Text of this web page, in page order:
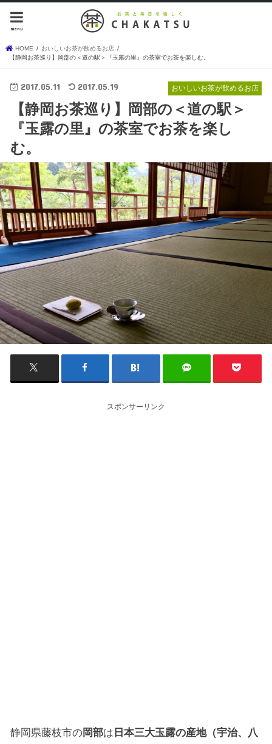
menu
HOME
おいしいお茶が飲めるお店
【静岡お茶巡り】岡部の＜道の駅＞『玉露の里』の茶室でお茶を楽しむ。
おいしいお茶が飲めるお店
2017.05.11 2017.05.19
【静岡お茶巡り】岡部の＜道の駅＞
『玉露の里』の茶室でお茶を楽し
む。
スポンサーリンク
静岡県藤枝市の岡部は 日本三大玉露の産地（宇治、八